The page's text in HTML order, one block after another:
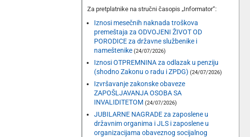
Za pretplatnike na stručni časopis „Informator“:
Iznosi mesečnih naknada troškova
premeštaja za ODVOJENI ŽIVOT OD
PORODICE za državne službenike i
nameštenike (24/07/2026)
Iznosi OTPREMNINA za odlazak u penziju
(shodno Zakonu o radu i ZPDG) (24/07/2026)
Izvršavanje zakonske obaveze
ZAPOŠLJAVANJA OSOBA SA
INVALIDITETOM (24/07/2026)
JUBILARNE NAGRADE za zaposlene u
državnim organima i JLS i zaposlene u
organizacijama obaveznog socijalnog